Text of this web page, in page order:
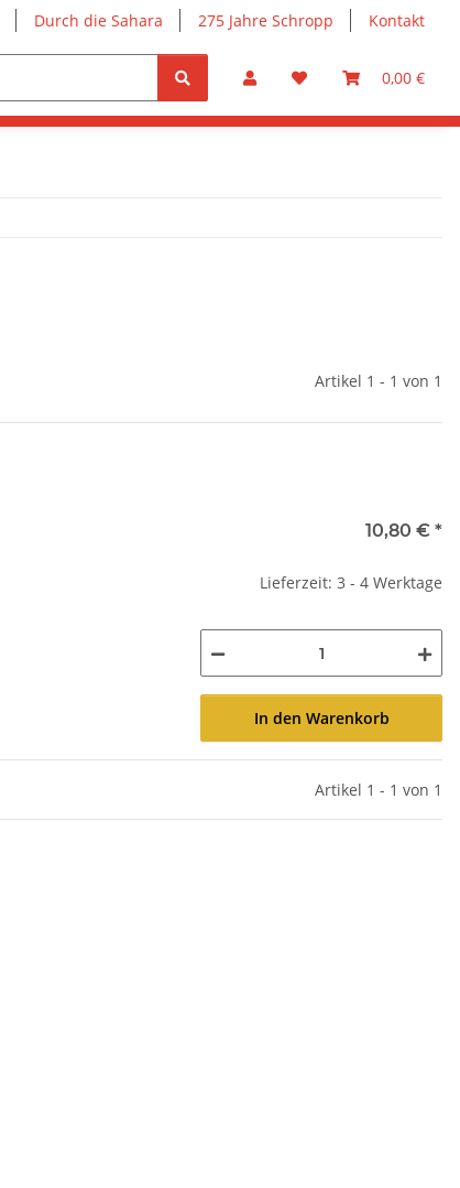
Durch die Sahara 275 Jahre Schropp Kontakt
0,00 €
Artikel 1 - 1 von 1
10,80 € *
Lieferzeit: 3 - 4 Werktage
In den Warenkorb
Artikel 1 - 1 von 1